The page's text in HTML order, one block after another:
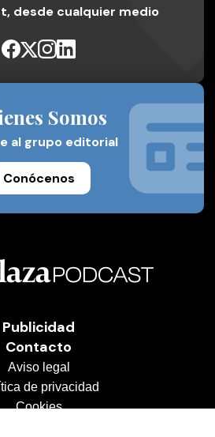
desde cualquier medio
Somos
al grupo editorial
Conócenos
Publicidad
Contacto
Aviso legal
de privacidad
Cookies